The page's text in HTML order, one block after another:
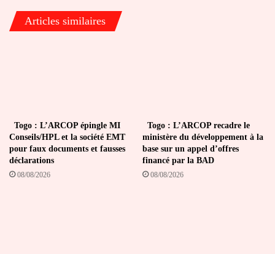
Enrique
Articles similaires
Togo : L’ARCOP épingle MI
Conseils/HPL et la société EMT
pour faux documents et fausses
déclarations
08/08/2026
Togo : L’ARCOP recadre le
ministère du développement à la
base sur un appel d’offres
financé par la BAD
08/08/2026